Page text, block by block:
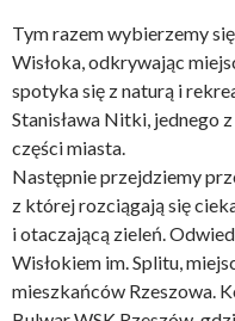
Tym razem wybierzemy
Wisłoka, odkrywając
spotyka się z naturą i
Stanisława Nitki, jednego
części miasta.
Następnie przejdziemy
z której rozciągają się
i otaczającą zieleń.
Wisłokiem im. Splitu,
mieszkańców Rzeszowa.